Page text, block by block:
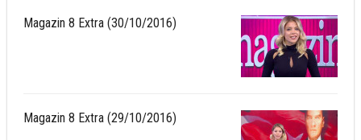
Magazin 8 Extra (30/10/2016)
Magazin 8 Extra (29/10/2016)